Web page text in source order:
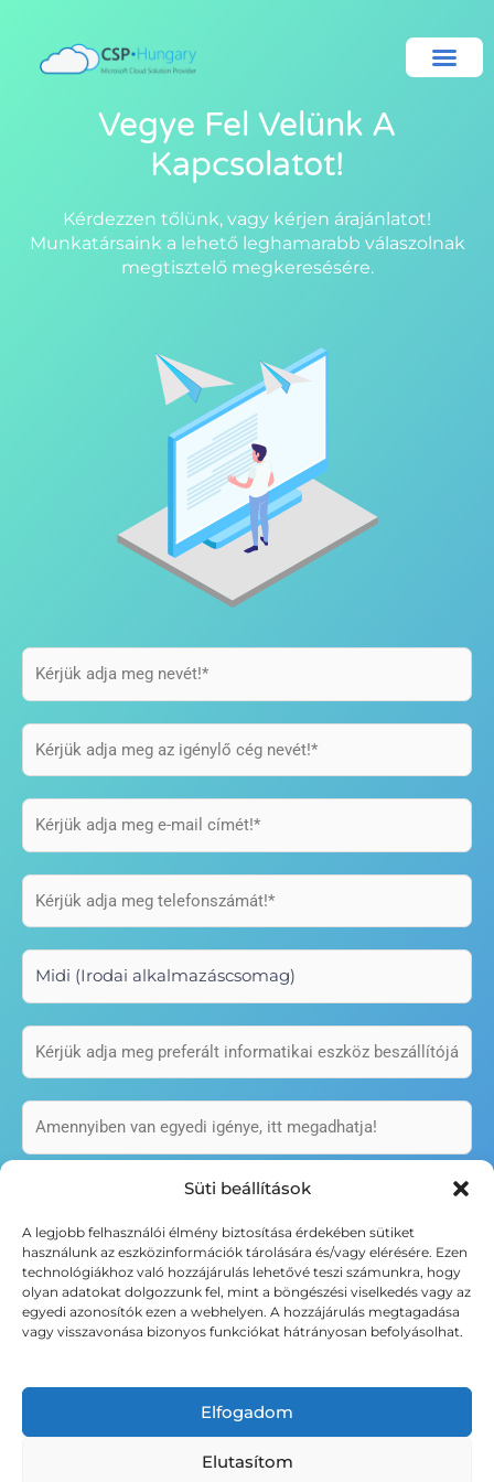
Süti beállítások
A legjobb felhasználói élmény biztosítása érdekében sütiket
használunk az eszközinformációk tárolására és/vagy elérésére. Ezen
technológiákhoz való hozzájárulás lehetővé teszi számunkra, hogy
olyan adatokat dolgozzunk fel, mint a böngészési viselkedés vagy az
egyedi azonosítók ezen a webhelyen. A hozzájárulás megtagadása
vagy visszavonása bizonyos funkciókat hátrányosan befolyásolhat.
Elfogadom
Elutasítom
Vegye Fel Velünk A
Kapcsolatot!​
Kérdezzen tőlünk, vagy kérjen árajánlatot!
Munkatársaink a lehető leghamarabb válaszolnak
megtisztelő megkeresésére.
Kollégáink hamarosan felveszik Önnel a kapcsolatot,
hogy egyeztessék egyedi igényeit.
Elfogadom azadatkezelési tájékoztatóban
BEKÜLDÉS!